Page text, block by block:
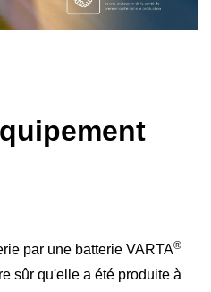
par une batterie VARTA®
sûr qu'elle a été produite à